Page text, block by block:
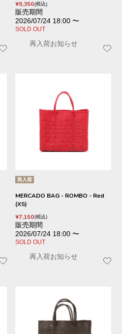
¥9,350 税込
販売期間
2026/07/24 18:00 〜
SOLD OUT
再入荷お知らせ
再入荷
MERCADO BAG - ROMBO - Red
(XS)
¥7,150 税込
販売期間
2026/07/24 18:00 〜
SOLD OUT
再入荷お知らせ